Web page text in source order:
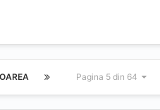
Pagina 5 din 64